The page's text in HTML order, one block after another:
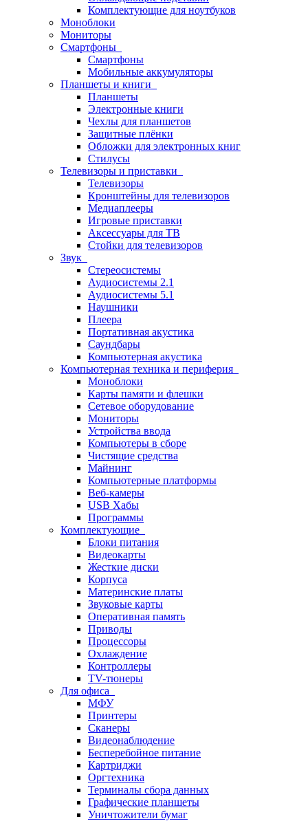
Комплектующие для ноутбуков
Моноблоки
Мониторы
Смартфоны
Смартфоны
Мобильные аккумуляторы
Планшеты и книги
Планшеты
Электронные книги
Чехлы для планшетов
Защитные плёнки
Обложки для электронных книг
Стилусы
Телевизоры и приставки
Телевизоры
Кронштейны для телевизоров
Медиаплееры
Игровые приставки
Аксессуары для ТВ
Стойки для телевизоров
Звук
Стереосистемы
Аудиосистемы 2.1
Аудиосистемы 5.1
Наушники
Плеера
Портативная акустика
Саундбары
Компьютерная акустика
Компьютерная техника и периферия
Моноблоки
Карты памяти и флешки
Сетевое оборудование
Мониторы
Устройства ввода
Компьютеры в сборе
Чистящие средства
Майнинг
Компьютерные платформы
Веб-камеры
USB Хабы
Программы
Комплектующие
Блоки питания
Видеокарты
Жесткие диски
Корпуса
Материнские платы
Звуковые карты
Оперативная память
Приводы
Процессоры
Охлаждение
Контроллеры
TV-тюнеры
Для офиса
МФУ
Принтеры
Сканеры
Видеонаблюдение
Бесперебойное питание
Картриджи
Оргтехника
Терминалы сбора данных
Графические планшеты
Уничтожители бумаг